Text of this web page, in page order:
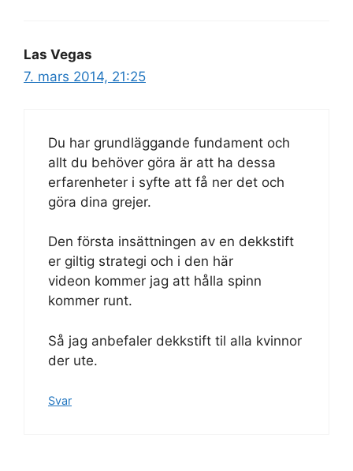
Las Vegas
7. mars 2014, 21:25
Du har grundläggande fundament och
allt du behöver göra är att ha dessa
erfarenheter i syfte att få ner det och
göra dina grejer.
Den första insättningen av en dekkstift
er giltig strategi och i den här
videon kommer jag att hålla spinn
kommer runt.
Så jag anbefaler dekkstift til alla kvinnor
der ute.
Svar